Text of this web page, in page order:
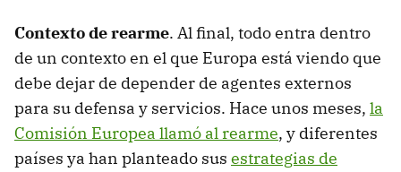
Contexto de rearme. Al final, todo entra dentro
de un contexto en el que Europa está viendo que
debe dejar de depender de agentes externos
para su defensa y servicios. Hace unos meses, la
Comisión Europea llamó al rearme, y diferentes
países ya han planteado sus estrategias de